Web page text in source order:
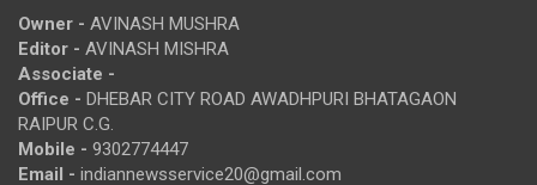
Owner - AVINASH MUSHRA
Editor - AVINASH MISHRA
Associate -
Office - DHEBAR CITY ROAD AWADHPURI BHATAGAON
RAIPUR C.G.
Mobile - 9302774447
Email - indiannewsservice20@gmail.com